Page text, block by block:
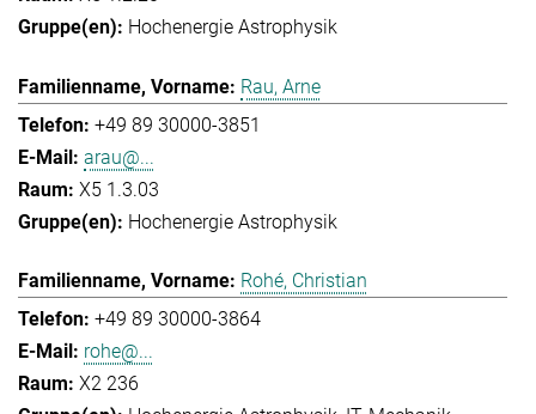
Hochenergie Astrophysik
Rau, Arne
+49 89 30000-3851
arau@...
X5 1.3.03
Hochenergie Astrophysik
Rohé, Christian
+49 89 30000-3864
rohe@...
X2 236